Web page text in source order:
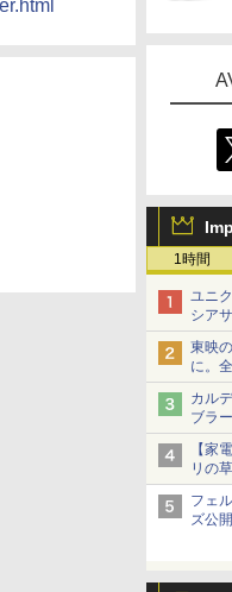
1時間
ユニ
シア
ショ
東映
に。
カル
ブラ
当選
【家
リの
フェ
ズ公